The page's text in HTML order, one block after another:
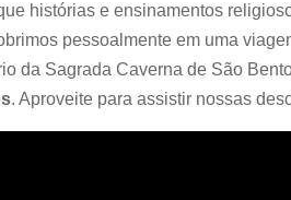
histórias e ensinamentos
pessoalmente em uma
da Sagrada Caverna de São
. Aproveite para assistir nossas